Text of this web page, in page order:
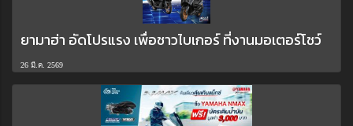
ยามาฮ่า อัดโปรแรง เพื่อชาวไบเกอร์ ที่งานมอเตอร์โชว์
26 มี.ค. 2569